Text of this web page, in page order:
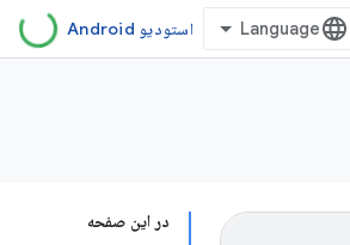
استودیو Android
در این صفحه